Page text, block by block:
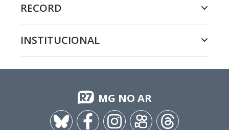
RECORD
INSTITUCIONAL
MG NO AR